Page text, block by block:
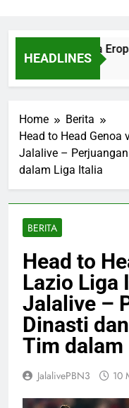
HEADLINES
U Craiova Liga Eropa
Home
Berita
Head to Head Genoa
Jalalive –
dalam Liga Italia
BERITA
Head to
Lazio Liga
Jalalive –
Dinasti
Tim
JalalivePBN3 10